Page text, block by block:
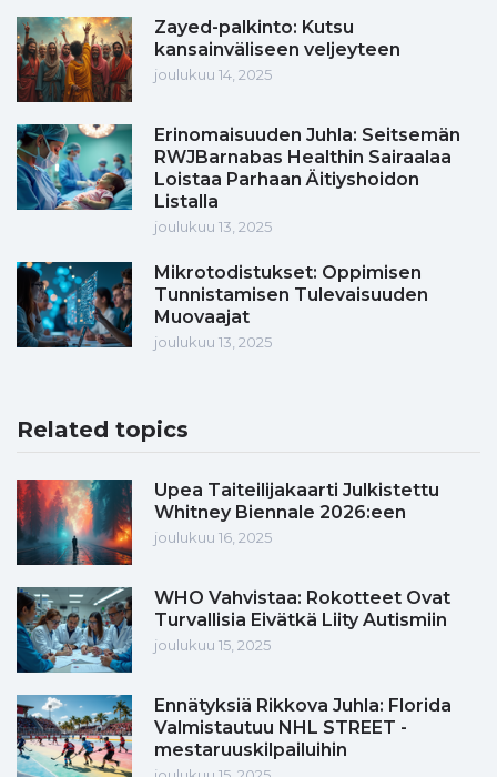
Zayed-palkinto: Kutsu
kansainväliseen veljeyteen
joulukuu 14, 2025
Erinomaisuuden Juhla: Seitsemän
RWJBarnabas Healthin Sairaalaa
Loistaa Parhaan Äitiyshoidon
Listalla
joulukuu 13, 2025
Mikrotodistukset: Oppimisen
Tunnistamisen Tulevaisuuden
Muovaajat
joulukuu 13, 2025
Related topics
Upea Taiteilijakaarti Julkistettu
Whitney Biennale 2026:een
joulukuu 16, 2025
WHO Vahvistaa: Rokotteet Ovat
Turvallisia Eivätkä Liity Autismiin
joulukuu 15, 2025
Ennätyksiä Rikkova Juhla: Florida
Valmistautuu NHL STREET -
mestaruuskilpailuihin